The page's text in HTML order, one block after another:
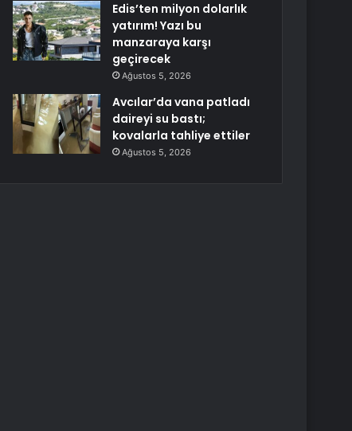
Edis’ten milyon dolarlık
yatırım! Yazı bu
manzaraya karşı
geçirecek
Ağustos 5, 2026
Avcılar’da vana patladı
daireyi su bastı;
kovalarla tahliye ettiler
Ağustos 5, 2026